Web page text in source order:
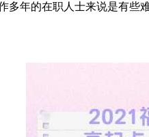
多年的在职人士来说是有些